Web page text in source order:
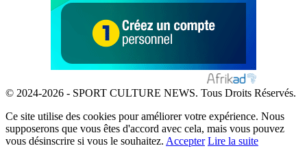
© 2024-2026 - SPORT CULTURE NEWS. Tous Droits Réservés.
Ce site utilise des cookies pour améliorer votre expérience. Nous
supposerons que vous êtes d'accord avec cela, mais vous pouvez
vous désinscrire si vous le souhaitez. Accepter Lire la suite